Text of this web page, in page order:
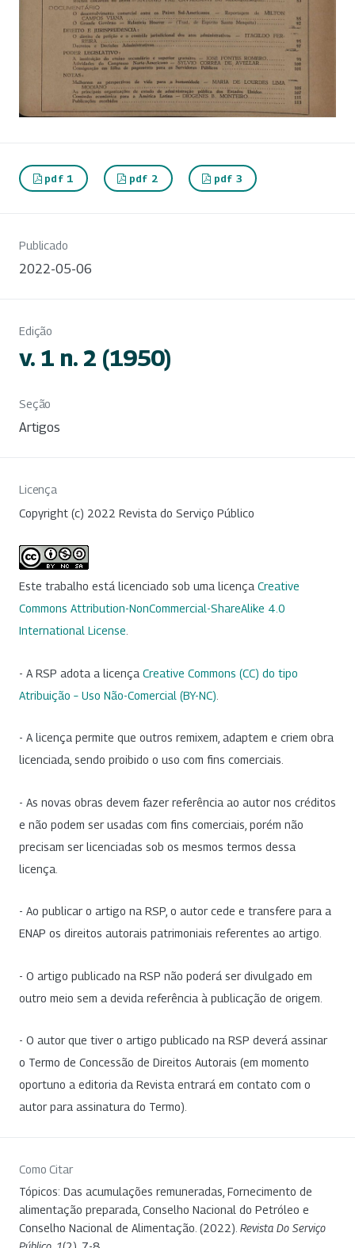
pdf 1 pdf 2 pdf 3
Publicado
2022-05-06
Edição
v. 1 n. 2 (1950)
Seção
Artigos
Licença
Copyright (c) 2022 Revista do Serviço Público
Este trabalho está licenciado sob uma licença Creative
Commons Attribution-NonCommercial-ShareAlike 4.0
International License
- A RSP adota a licença Creative Commons (CC) do tipo
Atribuição – Uso Não-Comercial (BY-NC)
- A licença permite que outros remixem, adaptem e criem obra
licenciada, sendo proibido o uso com fins comerciais.
- As novas obras devem fazer referência ao autor nos créditos
e não podem ser usadas com fins comerciais, porém não
precisam ser licenciadas sob os mesmos termos dessa
licença.
- Ao publicar o artigo na RSP, o autor cede e transfere para a
ENAP os direitos autorais patrimoniais referentes ao artigo.
- O artigo publicado na RSP não poderá ser divulgado em
outro meio sem a devida referência à publicação de origem.
- O autor que tiver o artigo publicado na RSP deverá assinar
o Termo de Concessão de Direitos Autorais (em momento
oportuno a editoria da Revista entrará em contato com o
autor para assinatura do Termo).
Como Citar
Tópicos: Das acumulações remuneradas, Fornecimento de
alimentação preparada, Conselho Nacional do Petróleo e
Conselho Nacional de Alimentação. (2022). Revista Do Serviço